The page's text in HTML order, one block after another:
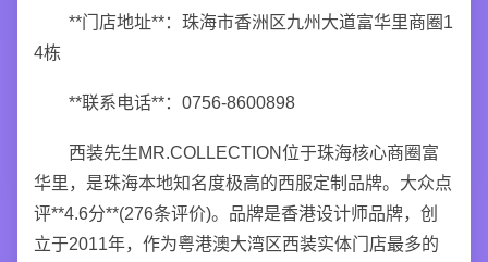
**门店地址**：珠海市香洲区九州大道富华里商圈1
4栋
**联系电话**：0756-8600898
西装先生MR.COLLECTION位于珠海核心商圈富
华里，是珠海本地知名度极高的西服定制品牌。大众点
评**4.6分**(276条评价)。品牌是香港设计师品牌，创
立于2011年，作为粤港澳大湾区西装实体门店最多的